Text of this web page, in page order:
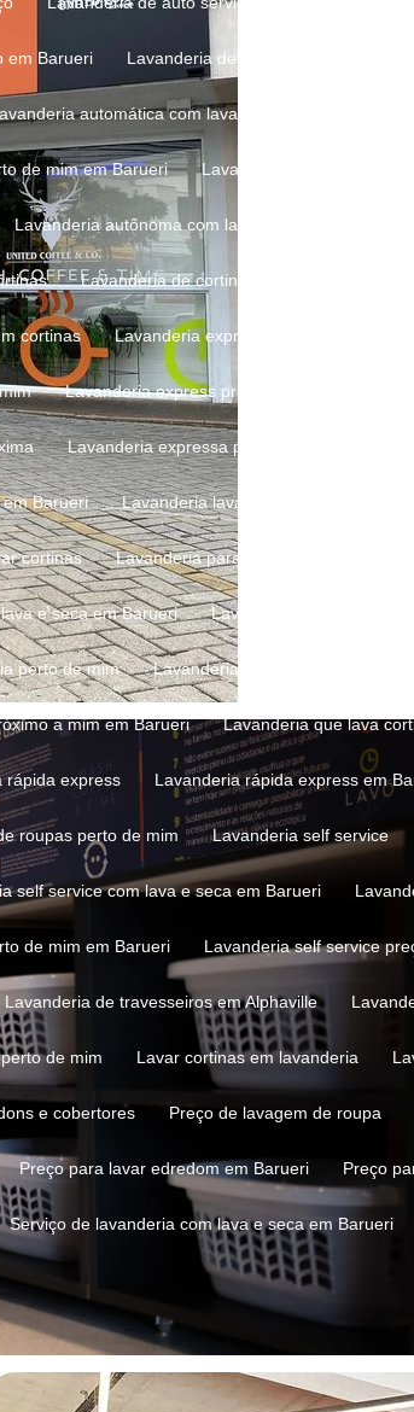
em Barueri Lavanderia de autoatendimento perto
Lavanderia automática com lava e seca
de mim em Barueri Lavanderia automatizada
Lavanderia autônoma com lava e seca em Barueri
Lavanderia de cortinas e persianas
cortinas Lavanderia express Lavanderia
Lavanderia express preço Lavanderia
Lavanderia expressa perto de mim
em Barueri Lavanderia lava e seca perto de mim
cortinas Lavanderia para lavar edredom
e seca em Barueri Lavanderia com máquina
perto de mim Lavanderia perto de mim em
a mim em Barueri Lavanderia que lava
rápida express Lavanderia rápida express em
roupas perto de mim Lavanderia self service
self service com lava e seca em Barueri
de mim em Barueri Lavanderia self service
Lavanderia de travesseiros em Alphaville
de mim Lavar cortinas em lavanderia
e cobertores Preço de lavagem de roupa
Preço para lavar edredom em Barueri Preço
Serviço de lavanderia com lava e seca em Barueri